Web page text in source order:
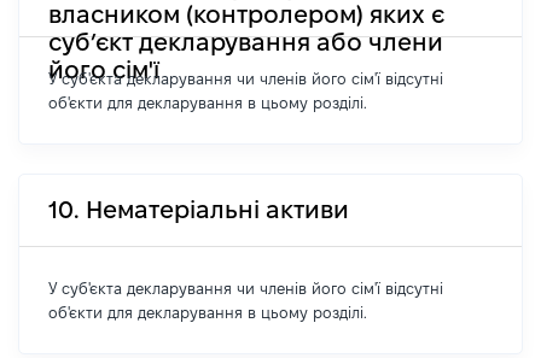
власником (контролером) яких є
суб’єкт декларування або члени
його сім'ї
У суб'єкта декларування чи членів його сім'ї відсутні
об'єкти для декларування в цьому розділі.
10. Нематеріальні активи
У суб'єкта декларування чи членів його сім'ї відсутні
об'єкти для декларування в цьому розділі.